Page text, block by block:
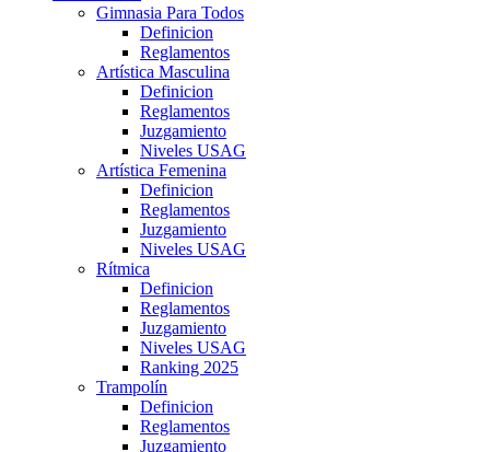
Gimnasia Para Todos
Definicion
Reglamentos
Artística Masculina
Definicion
Reglamentos
Juzgamiento
Niveles USAG
Artística Femenina
Definicion
Reglamentos
Juzgamiento
Niveles USAG
Rítmica
Definicion
Reglamentos
Juzgamiento
Niveles USAG
Ranking 2025
Trampolín
Definicion
Reglamentos
Juzgamiento